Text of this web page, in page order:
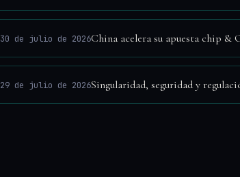
30 de julio de 2026China acelera su apuesta chip
29 de julio de 2026Singularidad, seguridad y